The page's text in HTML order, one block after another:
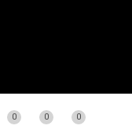
0 0 0